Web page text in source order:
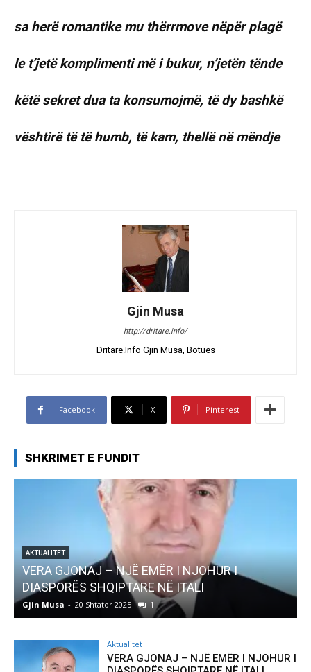
sa herë romantike mu thërrmove nëpër plagë
le t’jetë komplimenti më i bukur, n’jetën tënde
këtë sekret dua ta konsumojmë, të dy bashkë
vështirë të të humb, të kam, thellë në mëndje
Gjin Musa
http://dritare.info/
Dritare.Info Gjin Musa, Botues
Facebook X Pinterest
SHKRIMET E FUNDIT
AKTUALITET
Pregaditi Gjin Musa-Rome- Shtator 2025
Gjin Musa - 8 Shtator 2025 0
Aktualitet
VERA GJONAJ – NJË EMËR I NJOHUR I